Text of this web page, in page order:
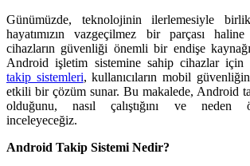
Günümüzde, teknolojinin ilerlemesiyle
hayatımızın vazgeçilmez bir parçası
cihazların güvenliği önemli bir endişe
Android işletim sistemine sahip cihazlar için
takip sistemleri, kullanıcıların mobil
etkili bir çözüm sunar. Bu makalede, Android
olduğunu, nasıl çalıştığını ve neden
inceleyeceğiz.
Android Takip Sistemi Nedir?